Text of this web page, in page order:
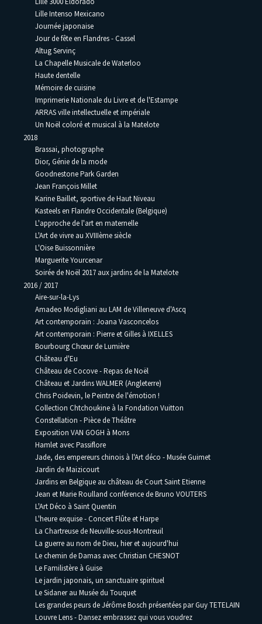
Lille Intenso Mexicano
Journée japonaise
Jour de fête en Flandres - Cassel
Altug Servinç
La Chapelle Musicale de Waterloo
Haute dentelle
Mémoire de cuisine
Imprimerie Nationale du Livre et de l'Estampe
ARRAS ville intellectuelle et impériale
Un Noël coloré et musical à la Matelote
2018
Brassai, photographe
Dior, Génie de la mode
Goodnestone Park Garden
Jean François Millet
Karine Baillet, sportive de Haut Niveau
Kasteels en Flandre Occidentale (Belgique)
L'approche de l'art en maternelle
L'Art de vivre au XVIIIème siècle
L'Oise Buissonnière
Marguerite Yourcenar
Soirée de Noël 2017 aux jardins de la Matelote
2016 / 2017
Aire-sur-la-Lys
Amadeo Modigliani au LAM de Villeneuve d'Ascq
Art contemporain : Joana Vasconcelos
Art contemporain : Pierre et Gilles à IXELLES
Bourbourg Chœur de Lumière
Château d'Eu
Château de Cocove - Repas de Noël
Château et Jardins WALMER (Angleterre)
Chris Poidevin, le Peintre de l'émotion !
Collection Chtchoukine à la Fondation Vuitton
Constellation - Pièce de Théâtre
Exposition VAN GOGH à Mons
Hamlet avec Passiflore
Jade, des empereurs chinois à l'Art déco - Musée Guimet
Jardin de Maizicourt
Jardins en Belgique au château de Court Saint Etienne
Jean et Marie Roulland conférence de Bruno VOUTERS
L'Art Déco à Saint Quentin
L'heure exquise - Concert Flûte et Harpe
La Chartreuse de Neuville-sous-Montreuil
La guerre au nom de Dieu, hier et aujourd'hui
Le chemin de Damas avec Christian CHESNOT
Le Familistère à Guise
Le jardin japonais, un sanctuaire spirituel
Le Sidaner au Musée du Touquet
Les grandes peurs de Jérôme Bosch présentées par Guy TETELAIN
Louvre Lens - Dansez embrassez qui vous voudrez